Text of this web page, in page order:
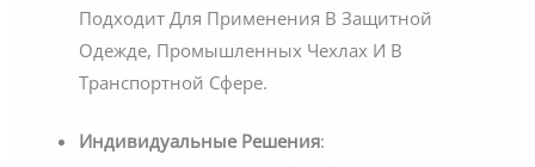
Подходит Для Применения В Защитной
Одежде, Промышленных Чехлах И В
Транспортной Сфере.
Индивидуальные Решения: